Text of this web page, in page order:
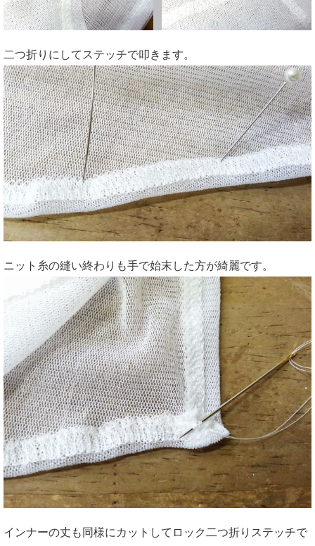
二つ折りにしてステッチで叩きます。
ニット糸の縫い終わりも手で始末した方が綺麗です。
インナーの丈も同様にカットしてロック二つ折りステッチで